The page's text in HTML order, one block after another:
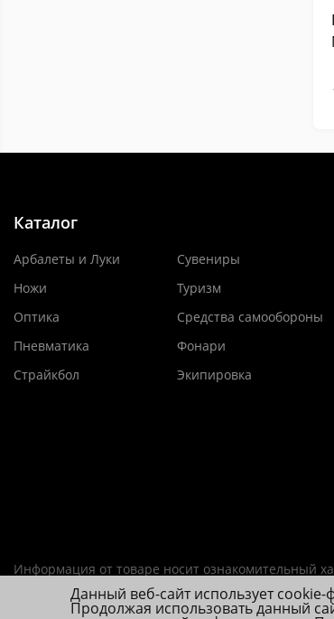
Каталог
Арбалеты и Луки
Ножи
Оптика
Пневматика
Страйкбол
Сувениры
Туризм
Средства самообороны
Фонари
Экипировка
Информация от товаре носит ознакомительный
ИП Фролова А. В., ОГРНИП 314784720200492
Данный веб-сайт использует
Продолжая использовать данный